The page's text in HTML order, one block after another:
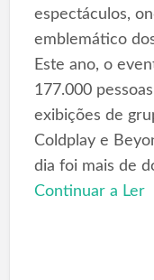
espectáculos,
emblemático
Este ano, o
177.000
exibições de
Coldplay e
dia foi mais de
Continuar a Ler